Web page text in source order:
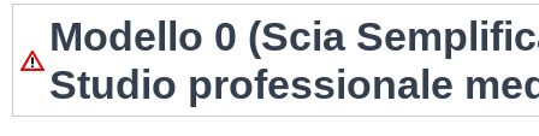
Modello 0 (Scia
Studio professionale